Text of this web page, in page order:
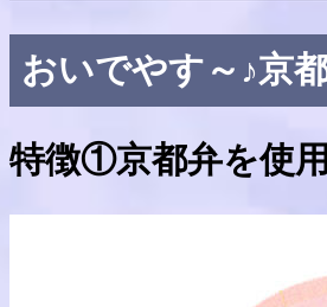
おいでやす～♪京
特徴①京都弁を使